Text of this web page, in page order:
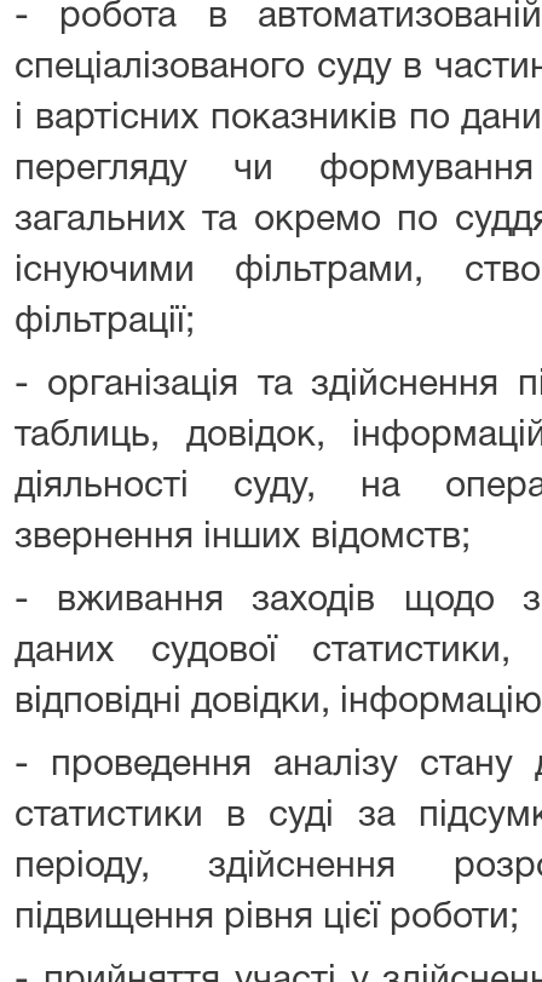
- робота в
спеціалізованого суду в
і вартісних показників по
перегляду чи формування
загальних та окремо по
існуючими фільтрами,
фільтрації;
- організація та здійснення
таблиць, довідок,
діяльності суду, на
звернення інших відомств;
- вживання заходів щодо
даних судової
відповідні довідки,
- проведення аналізу стану
статистики в суді за
періоду, здійснення
підвищення рівня цієї роботи;